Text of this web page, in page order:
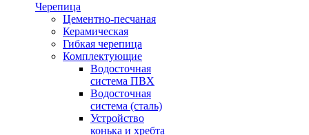
Черепица
Цементно-песчаная
Керамическая
Гибкая черепица
Комплектующие
Водосточная
система ПВХ
Водосточная
система (сталь)
Устройство
конька и хребта